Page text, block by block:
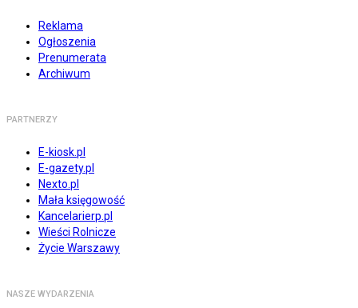
Reklama
Ogłoszenia
Prenumerata
Archiwum
PARTNERZY
E-kiosk.pl
E-gazety.pl
Nexto.pl
Mała księgowość
Kancelarierp.pl
Wieści Rolnicze
Życie Warszawy
NASZE WYDARZENIA